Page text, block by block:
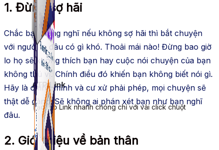
ATP Link
Tạo Bio Link nhanh chóng chỉ với vài click chuột
1. Đừng sợ hãi
Chắc bạn đang nghĩ nếu không sợ hãi thì bắt chuyện
với người lạ đâu có gì khó. Thoải mái nào! Đừng bao giờ
lo họ sẽ không thích bạn hay cuộc nói chuyện của bạn
không thú vị. Chính điều đó khiến bạn không biết nói gì.
Hãy là chính mình và cư xử phải phép, mọi chuyện sẽ
thật dễ dàng. Sẽ không ai phán xét bạn như bạn nghĩ
đâu.
2. Giới thiệu về bản thân